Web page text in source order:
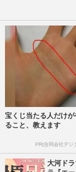
宝くじ当たる人だけ
ること、教えます
PR(合同会社デジ
大河ド